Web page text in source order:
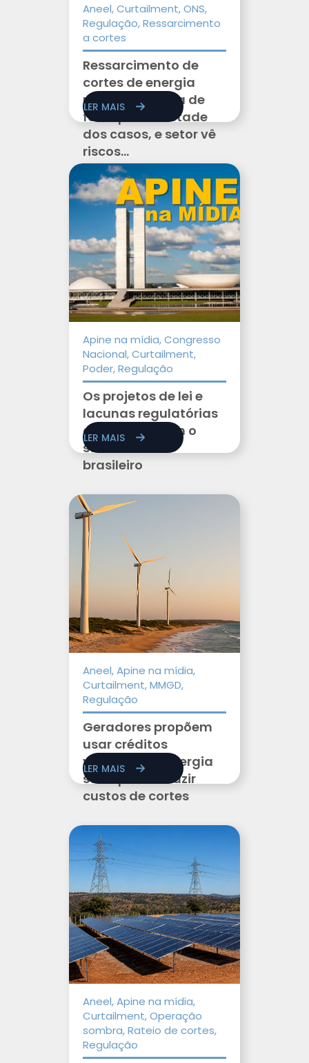
Aneel, Curtailment, ONS,
Regulação, Ressarcimento
a cortes
Ressarcimento de
cortes de energia
renovável deixa de
fora quase metade
dos casos, e setor vê
riscos...
LER MAIS
Apine na mídia, Congresso
Nacional, Curtailment,
Poder, Regulação
Os projetos de lei e
lacunas regulatórias
que preocupam o
setor elétrico
brasileiro
LER MAIS
Aneel, Apine na mídia,
Curtailment, MMGD,
Regulação
Geradores propõem
usar créditos
vencidos de energia
solar para reduzir
custos de cortes
LER MAIS
Aneel, Apine na mídia,
Curtailment, Operação
sombra, Rateio de cortes,
Regulação